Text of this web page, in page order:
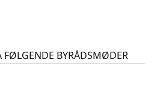
FØLGENDE BYRÅDSMØDER